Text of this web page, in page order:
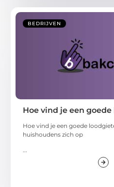
BEDRIJVEN
Hoe vind je een
Hoe vind je een goede
huishoudens zich op
...